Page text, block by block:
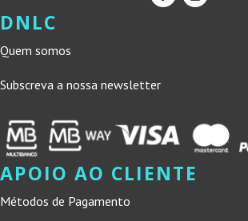
DNLC
Quem somos
Subscreva a nossa newsletter
APOIO AO CLIENTE
Métodos de Pagamento